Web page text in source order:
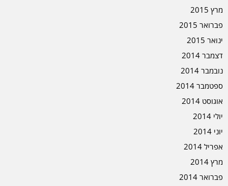
מרץ 2015
פברואר 2015
ינואר 2015
דצמבר 2014
נובמבר 2014
ספטמבר 2014
אוגוסט 2014
יולי 2014
יוני 2014
אפריל 2014
מרץ 2014
פברואר 2014